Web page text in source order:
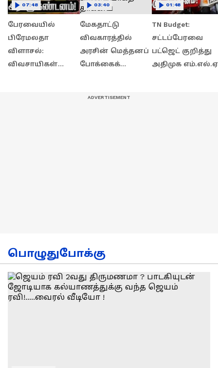
பேரவையில்
பிரேமலதா
விளாசல்:
விவசாயிகள்
07:48
மேகதாட்டு
விவகாரத்தில்
அரசின் மெத்தனப்
போக்கைக்
03:40
TN Budget:
சட்டப்பேரவை
பட்ஜெட் குறித்து
அதிமுக எம்.எல்.ஏ
01:48
பொழுதுபோக்கு